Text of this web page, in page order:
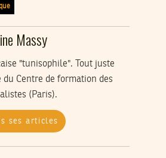
Massy
"tunisophile". Tout juste
du Centre de formation des
(Paris).
ses articles